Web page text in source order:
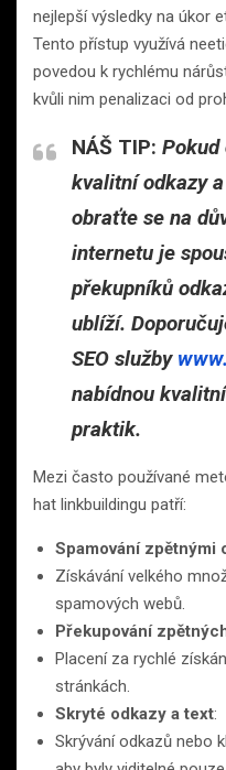
nejlepší výsledky na úkor
Tento přístup využívá
povedou k rychlému
kvůli nim penalizaci od
NÁŠ TIP: Pokud
kvalitní odkazy
obraťte se na
internetu je
překupníků
ublíží.
SEO služby
nabídnou
praktik.
Mezi často používané
hat linkbuildingu patří:
Spamování zpětnými
Získávání velkého
spamových webů.
Překupování
Placení za rychlé
stránkách.
Skryté odkazy a text:
Skrývání odkazů nebo